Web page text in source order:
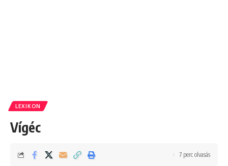
LEXIKON
Vígéc
7 perc olvasás